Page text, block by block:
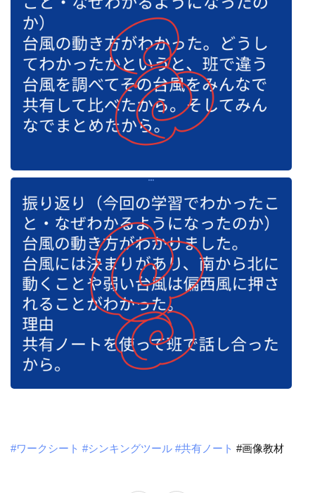
#ワークシート #シンキングツール #共有ノート #画像教材